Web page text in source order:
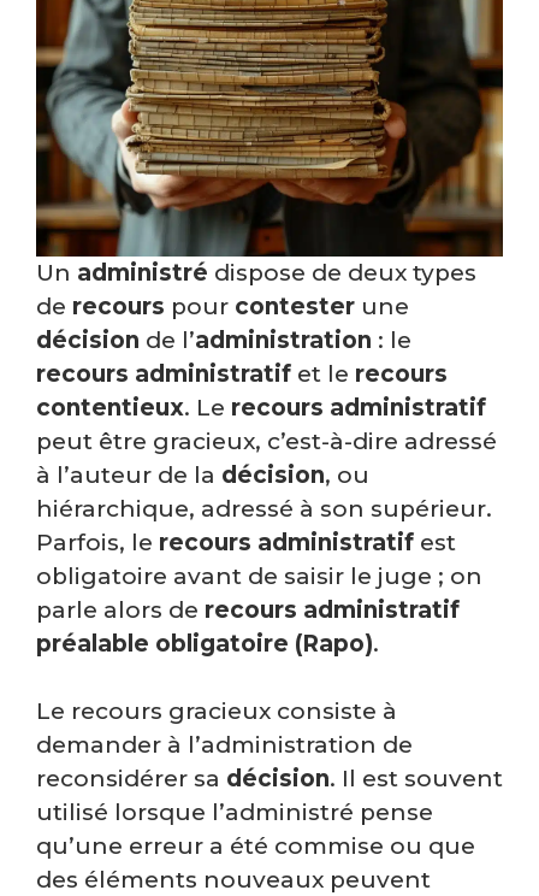
Un administré dispose de deux types
de recours pour contester une
décision de l’administration : le
recours administratif et le recours
contentieux. Le recours administratif
peut être gracieux, c’est-à-dire adressé
à l’auteur de la décision, ou
hiérarchique, adressé à son supérieur.
Parfois, le recours administratif est
obligatoire avant de saisir le juge ; on
parle alors de recours administratif
préalable obligatoire (Rapo).
Le recours gracieux consiste à
demander à l’administration de
reconsidérer sa décision. Il est souvent
utilisé lorsque l’administré pense
qu’une erreur a été commise ou que
des éléments nouveaux peuvent